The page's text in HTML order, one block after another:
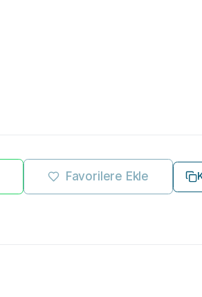
Favorilere Ekle